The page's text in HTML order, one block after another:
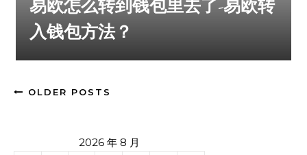
易欧怎么转到钱包里去了-易欧转
入钱包方法？
OLDER POSTS
2026 年 8 月